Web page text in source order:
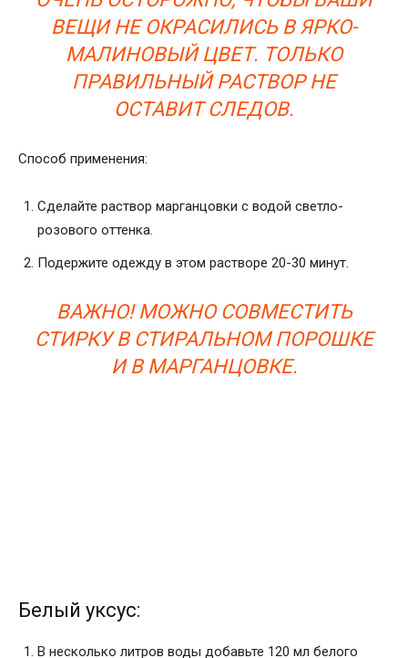
ВЕЩИ НЕ ОКРАСИЛИСЬ В ЯРКО-
МАЛИНОВЫЙ ЦВЕТ. ТОЛЬКО
ПРАВИЛЬНЫЙ РАСТВОР НЕ
ОСТАВИТ СЛЕДОВ.
Способ применения:
Сделайте раствор марганцовки с водой светло-
розового оттенка.
Подержите одежду в этом растворе 20-30 минут.
ВАЖНО! МОЖНО СОВМЕСТИТЬ
СТИРКУ В СТИРАЛЬНОМ ПОРОШКЕ
И В МАРГАНЦОВКЕ.
Белый уксус:
В несколько литров воды добавьте 120 мл белого